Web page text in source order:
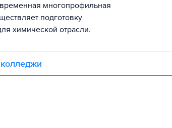
многопрофильная
подготовку
химической отрасли.